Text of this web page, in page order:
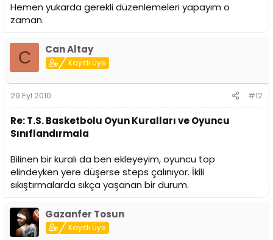
Hemen yukarda gerekli düzenlemeleri yapayım o
zaman.
C Can Altay
Kayıtlı Üye
29 Eyl 2010 #12
Re: T.S. Basketbolu Oyun Kuralları ve Oyuncu
Sınıflandırmala
Bilinen bir kuralı da ben ekleyeyim, oyuncu top
elindeyken yere düşerse steps çalınıyor. İkili
sıkıştırmalarda sıkça yaşanan bir durum.
Gazanfer Tosun
Kayıtlı Üye